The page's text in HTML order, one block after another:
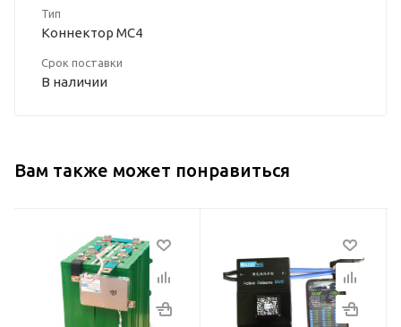
Тип
Коннектор MC4
Срок поставки
В наличии
Вам также может понравиться
Тип
BMS
Напряжение
ячейки
Максимальная
входящая
мощность СБ
260Вт - 520Вт